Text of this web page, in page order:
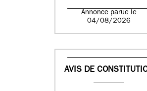
Annonce parue le
04/08/2026
AVIS DE